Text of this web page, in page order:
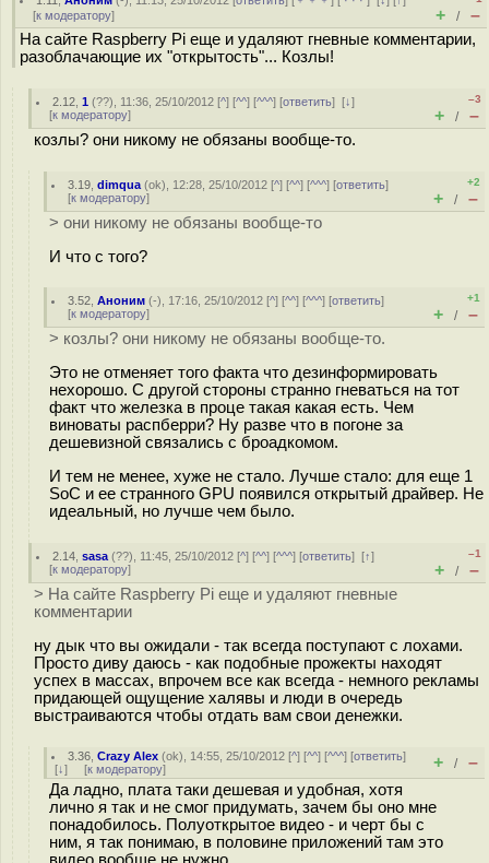
[к модератору] + / –
На сайте Raspberry Pi еще и удаляют гневные комментарии,
разоблачающие их "открытость"... Козлы!
2.12 ,1 (??), 11:36, 25/10/2012 [^] [^^] [^^^] [ответить][↓]
[к модератору]
–3
+ / –
козлы? они никому не обязаны вообще-то.
3.19 ,dimqua (ok), 12:28, 25/10/2012 [^] [^^] [^^^] [ответить]
[к модератору]
+2
+ / –
> они никому не обязаны вообще-то
И что с того?
3.52 ,Аноним (-), 17:16, 25/10/2012 [^] [^^] [^^^] [ответить]
[к модератору]
+1
+ / –
> козлы? они никому не обязаны вообще-то.
Это не отменяет того факта что дезинформировать
нехорошо. С другой стороны странно гневаться на тот
факт что железка в проце такая какая есть. Чем
виноваты распберри? Ну разве что в погоне за
дешевизной связались с броадкомом.
И тем не менее, хуже не стало. Лучше стало: для еще 1
SoC и ее странного GPU появился открытый драйвер. Не
идеальный, но лучше чем было.
2.14 ,sasa (??), 11:45, 25/10/2012 [^] [^^] [^^^] [ответить][↑]
[к модератору]
–1
+ / –
> На сайте Raspberry Pi еще и удаляют гневные
комментарии
ну дык что вы ожидали - так всегда поступают с лохами.
Просто диву даюсь - как подобные прожекты находят
успех в массах, впрочем все как всегда - немного рекламы
придающей ощущение халявы и люди в очередь
выстраиваются чтобы отдать вам свои денежки.
3.36 ,Crazy Alex (ok), 14:55, 25/10/2012 [^] [^^] [^^^] [ответить]
[↓] [к модератору] + / –
Да ладно, плата таки дешевая и удобная, хотя
лично я так и не смог придумать, зачем бы оно мне
понадобилось. Полуоткрытое видео - и черт бы с
ним, я так понимаю, в половине приложений там это